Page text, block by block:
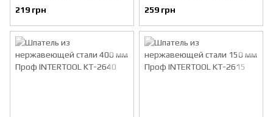
KT-2697
219 грн
KT-2698
259 грн